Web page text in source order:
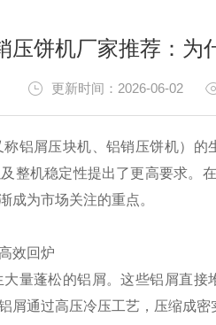
压饼机厂家推荐：为
更新时间：2026-06-02
铝屑压块机、铝销压饼机）
整机稳定性提出了更高要求。
成为市场关注的重点。
效回炉
量蓬松的铝屑。这些铝屑直
屑通过高压冷压工艺，压缩成